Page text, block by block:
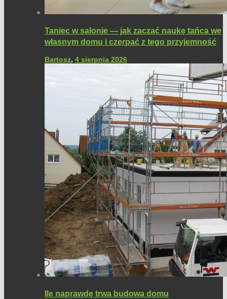
Taniec w salonie — jak zacząć naukę tańca we
własnym domu i czerpać z tego przyjemność
Bartosz, 4 sierpnia 2026
Ile naprawdę trwa budowa domu